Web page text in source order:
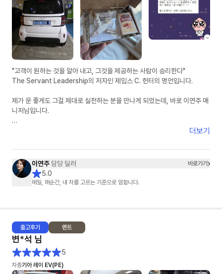
빠른 피드백, 정직한 견적, 그리고 꼼꼼한 사후관리까지 정말 믿고 맡길 수
있는 분이라고 생각합니다.
좋은 차량 진행 도와주셔서 진심으로 감사드립니다. 앞으로도 잘 부탁드립니
다
"고객이 원하는 것을 알아 내고, 그것을 제공하는 사람이 승리한다"
The Servant Leadership의 저자인 제임스 C. 헌터의 명언입니다.
제가 운 좋게도 그걸 제대로 실천하는 분을 만나게 되었는데, 바로 이연주 매
니저님입니다.
인터넷에서 차량 견적 한 번만 받아 봐도 여기 저기서 연락이 오지요. 모두 달
KB캐피탈 사이트에서 견적 받아 보면서 받은 이연주 매니저님의 연락은, 달
콤한 말이 아니었습니다.
진심의 말이었습니다.
차량 소식이 없는 날에도, 단 하루도 빠짐 없이 물어 오는 안부 인사와 지연에
대한 안타까움의 표현은, 그 동안 어떤 분야의 영업사원에게도 느껴 보지 못
한 진한 감동이었습니다.
차량이 인도되는 날에 맞춰 보내 주신, 멋진 선물과 감동의 손 카드,,,
더보기
이연주 담당 딜러 바로가기
5.0
매일, 매순간, 내 차를 고르는 기준으로 임합니다.
출고후기 렌트
변*석 님
5
차종기아 레이 EV(PE)